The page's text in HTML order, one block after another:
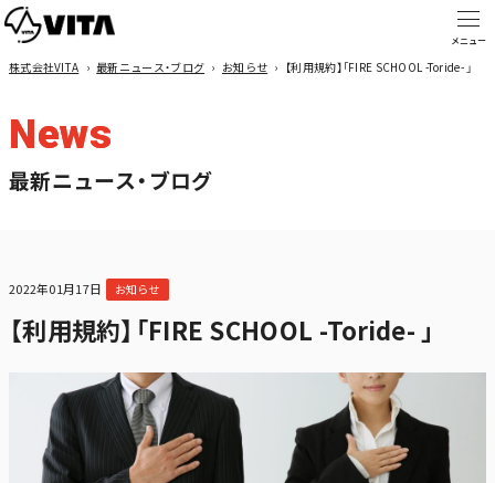
株式会社VITA › 最新ニュース・ブログ › お知らせ › 【利用規約】「FIRE SCHOOL -Toride- 」
News
最新ニュース・ブログ
2022年01月17日 お知らせ
【利用規約】「FIRE SCHOOL -Toride- 」